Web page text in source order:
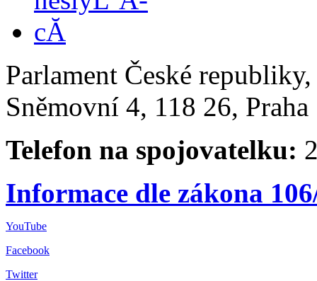
Parlament České
Sněmovní 4, 118 26,
Telefon na spojovatelku:
Informace dle zákona
YouTube
Facebook
Twitter